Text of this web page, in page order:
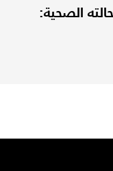
الصحية: